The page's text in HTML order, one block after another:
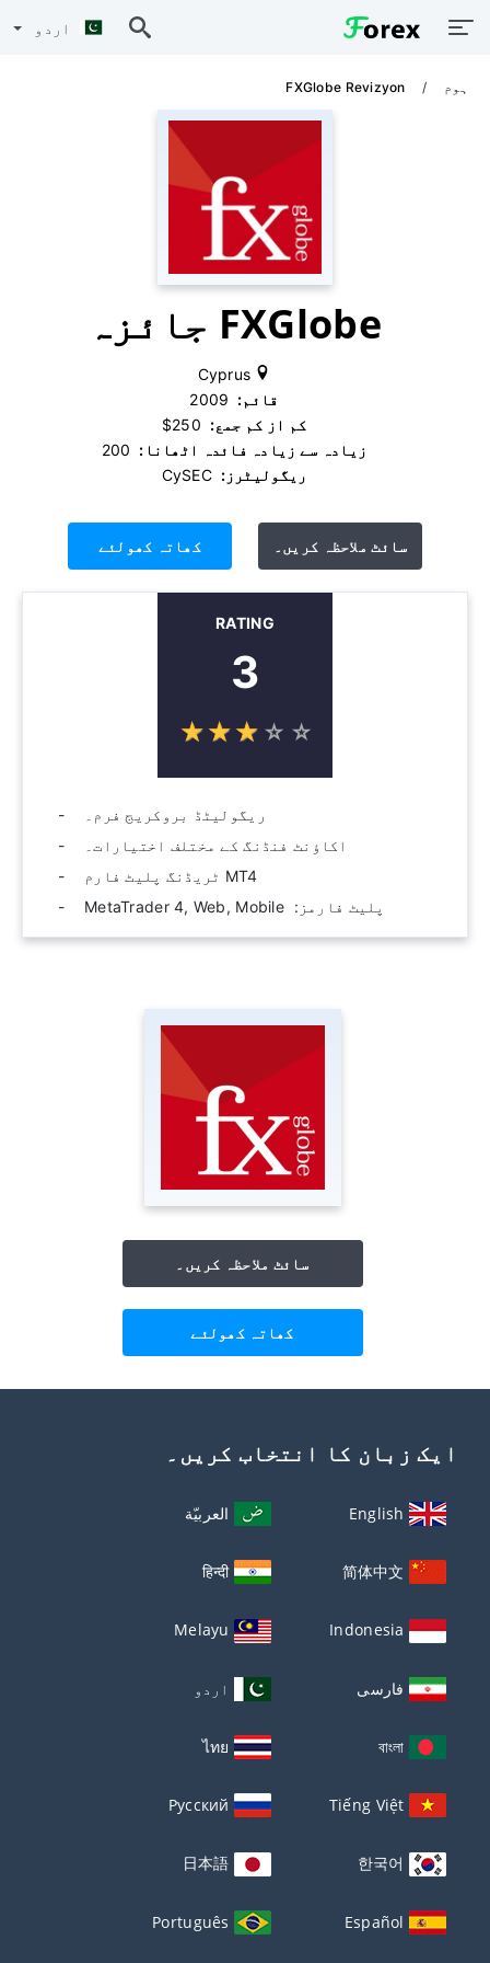
اردو
ہوم FXGlobe Revizyon
FXGlobe جائزہ
قائم:
کم از کم جمع:
زیادہ سے زیادہ فائدہ اٹھانا:
ریگولیٹرز:
سائٹ ملاحظہ کریں۔ کھاتہ کھولئے
RATING
3
☆☆☆ ☆ ☆
★★★ ★ ★
ریگولیٹڈ بروکریج فرم۔
اکاؤنٹ فنڈنگ ​​کے مختلف اختیارات۔
MT4 ٹریڈنگ پلیٹ فارم
پلیٹ فارمز: ‫ MetaTrader 4, Web, Mobile
سائٹ ملاحظہ کریں۔
کھاتہ کھولئے
ایک زبان کا انتخاب کریں۔
English العربيّة
简体中文
हिन्दी
Indonesia
Melayu
فارسی اردو
বাংলা
ไทย
Tiếng Việt
Русский
한국어
日本語
Español
Português